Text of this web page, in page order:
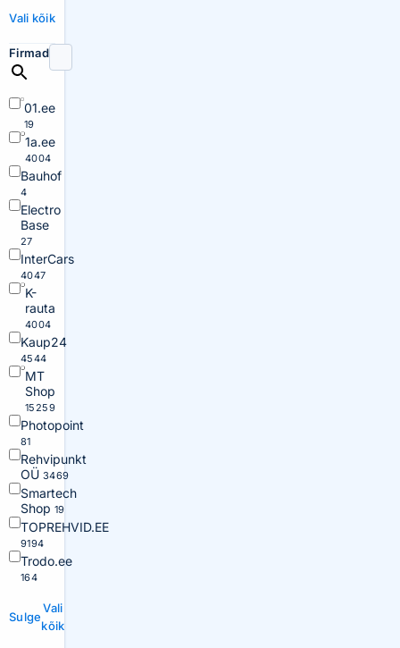
Vali kõik
Firmad
01.ee
19
1a.ee
4004
Bauhof
4
Electro
Base
27
InterCars
4047
K-
rauta
4004
Kaup24
4544
MT
Shop
15259
Photopoint
81
Rehvipunkt
OÜ 3469
Smartech
Shop 19
TOPREHVID.EE
9194
Trodo.ee
164
Sulge
Vali
kõik